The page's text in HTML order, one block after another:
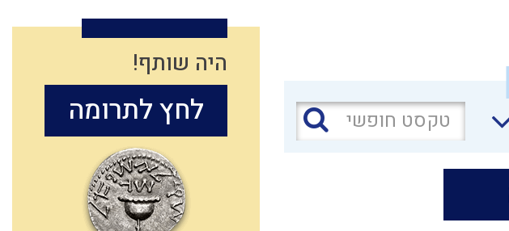
היה שותף!
לחץ לתרומה